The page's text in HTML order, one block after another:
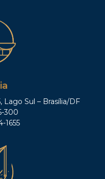
Lago Sul – Brasília/DF
300
1655